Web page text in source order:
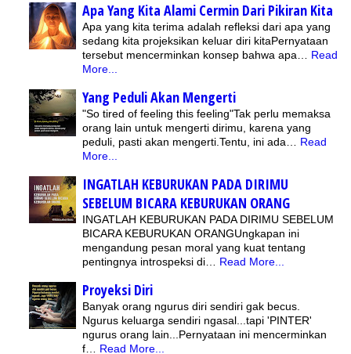
Apa Yang Kita Alami Cermin Dari Pikiran Kita
Apa yang kita terima adalah refleksi dari apa yang
sedang kita projeksikan keluar diri kitaPernyataan
tersebut mencerminkan konsep bahwa apa… Read
More...
Yang Peduli Akan Mengerti
"So tired of feeling this feeling"Tak perlu memaksa
orang lain untuk mengerti dirimu, karena yang
peduli, pasti akan mengerti.Tentu, ini ada… Read
More...
INGATLAH KEBURUKAN PADA DIRIMU
SEBELUM BICARA KEBURUKAN ORANG
INGATLAH KEBURUKAN PADA DIRIMU SEBELUM
BICARA KEBURUKAN ORANGUngkapan ini
mengandung pesan moral yang kuat tentang
pentingnya introspeksi di… Read More...
Proyeksi Diri
Banyak orang ngurus diri sendiri gak becus.
Ngurus keluarga sendiri ngasal...tapi 'PINTER'
ngurus orang lain...Pernyataan ini mencerminkan
f… Read More...